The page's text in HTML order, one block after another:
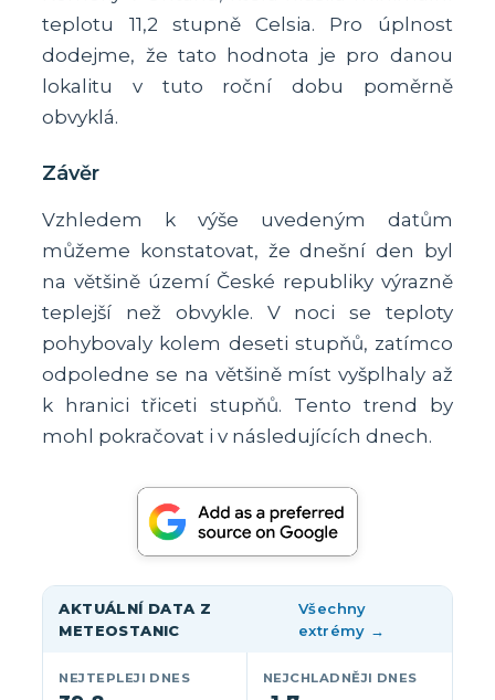
teplotu 11,2 stupně Celsia. Pro úplnost
dodejme, že tato hodnota je pro danou
lokalitu v tuto roční dobu poměrně
obvyklá.
Závěr
Vzhledem k výše uvedeným datům
můžeme konstatovat, že dnešní den byl
na většině území České republiky výrazně
teplejší než obvykle. V noci se teploty
pohybovaly kolem deseti stupňů, zatímco
odpoledne se na většině míst vyšplhaly až
k hranici třiceti stupňů. Tento trend by
mohl pokračovat i v následujících dnech.
AKTUÁLNÍ DATA Z
METEOSTANIC
Všechny
extrémy →
NEJTEPLEJI DNES NEJCHLADNĚJI DNES